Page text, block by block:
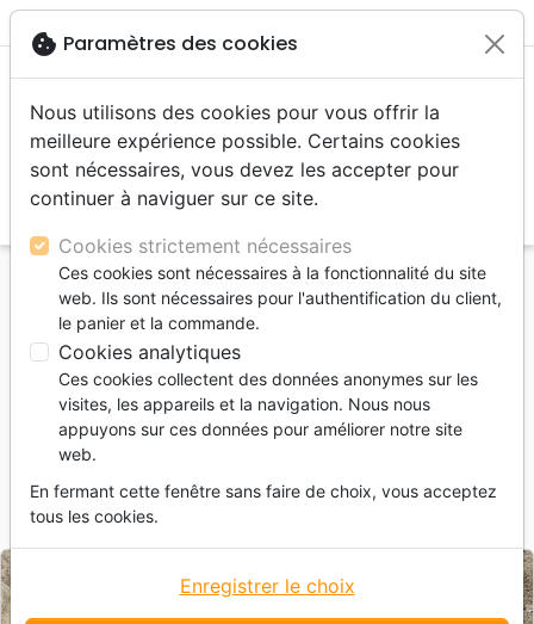
menu
Accueil Divers
Cadeaux
CARNET A5 A SPIRALES MOTIFS GEOMETRIQUE
BLEU
CARNET A5 A SPIRALES MOTIFS
GEOMETRIQUE BLEU
INK'CROYABLE
RéférenceINK-CAR410 EAN3667487001660
Editeur Ink'croyable
cookie Paramètres des cookies
Nous utilisons des cookies pour vous offrir la
meilleure expérience possible. Certains cookies
sont nécessaires, vous devez les accepter pour
continuer à naviguer sur ce site.
Cookies strictement nécessaires
Ces cookies sont nécessaires à la fonctionnalité du site
web. Ils sont nécessaires pour l'authentification du client,
le panier et la commande.
Cookies analytiques
Ces cookies collectent des données anonymes sur les
visites, les appareils et la navigation. Nous nous
appuyons sur ces données pour améliorer notre site
web.
En fermant cette fenêtre sans faire de choix, vous acceptez
tous les cookies.
Enregistrer le choix